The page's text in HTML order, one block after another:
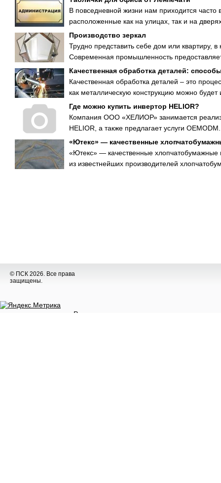
В повседневной жизни нам приходится часто
расположенные как на улицах, так и на
Производство зеркал
Трудно представить себе дом или квартиру, в
Современная промышленность
Качественная обработка деталей:
Качественная обработка деталей – это
как металлическую конструкцию можно будет
Где можно купить инвертор HELIOR?
Компания ООО «ХЕЛИОР» занимается
HELIOR, а также предлагает услуги
«Ютекс» — качественные
«Ютекс» — качественные хлопчатобумажные
из известнейших производителей
© ПСК 2026. Все права
защищены.
Разное